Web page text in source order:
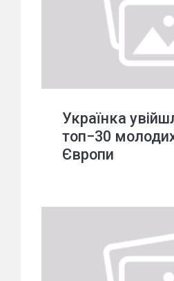
Українка
топ−30
Європи